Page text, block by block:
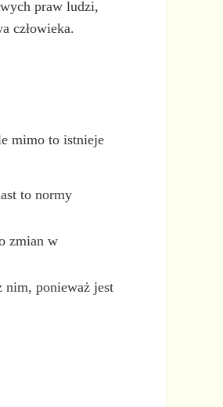
praw ludzi,
człowieka.
mimo to istnieje
to normy
zmian w
nim, ponieważ jest